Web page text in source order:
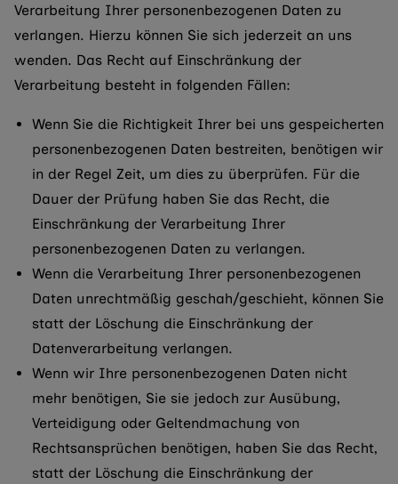
Verarbeitung Ihrer personenbezogenen Daten zu
verlangen. Hierzu können Sie sich jederzeit an uns
wenden. Das Recht auf Einschränkung der
Verarbeitung besteht in folgenden Fällen:
Wenn Sie die Richtigkeit Ihrer bei uns gespeicherten
personenbezogenen Daten bestreiten, benötigen wir
in der Regel Zeit, um dies zu überprüfen. Für die
Dauer der Prüfung haben Sie das Recht, die
Einschränkung der Verarbeitung Ihrer
personenbezogenen Daten zu verlangen.
Wenn die Verarbeitung Ihrer personenbezogenen
Daten unrechtmäßig geschah/geschieht, können Sie
statt der Löschung die Einschränkung der
Datenverarbeitung verlangen.
Wenn wir Ihre personenbezogenen Daten nicht
mehr benötigen, Sie sie jedoch zur Ausübung,
Verteidigung oder Geltendmachung von
Rechtsansprüchen benötigen, haben Sie das Recht,
statt der Löschung die Einschränkung der